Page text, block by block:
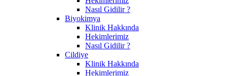
Nasıl Gidilir ?
Biyokimya
Klinik Hakkında
Hekimlerimiz
Nasıl Gidilir ?
Cildiye
Klinik Hakkında
Hekimlerimiz